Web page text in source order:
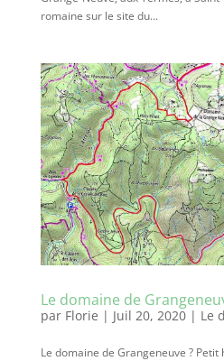
romaine sur le site du...
Le domaine de
par Florie | Juil 20, 2020| Le
Le domaine de Grangeneuve ?